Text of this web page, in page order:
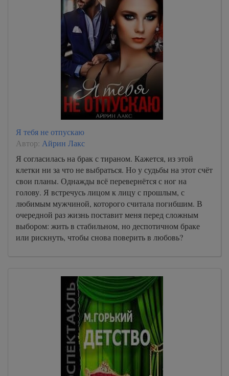
Я тебя не отпускаю
Автор: Айрин Лакс
Я согласилась на брак с тираном. Кажется, из этой
клетки ни за что не выбраться. Но у судьбы на этот счёт
свои планы. Однажды всё перевернётся с ног на
голову. Я встречусь лицом к лицу с прошлым, с
любимым мужчиной, которого считала погибшим. В
очередной раз жизнь поставит меня перед сложным
выбором: жить в стабильном, но деспотичном браке
или рискнуть, чтобы снова поверить в любовь?